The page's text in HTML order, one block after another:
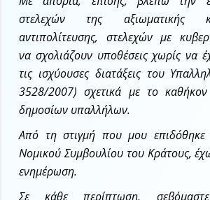
στελεχών της αξιωματικής
αντιπολίτευσης, στελεχών με
να σχολιάζουν υποθέσεις χωρίς να
τις ισχύουσες διατάξεις του
3528/2007) σχετικά με το καθήκον
δημοσίων υπαλλήλων.
Από τη στιγμή που μου
Νομικού Συμβουλίου του Κράτους,
ενημέρωση.
Σε κάθε περίπτωση,